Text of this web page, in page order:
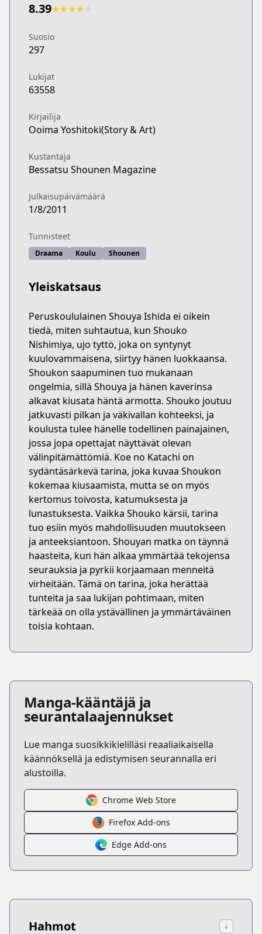
8.39★★★★
Suosio
297
Lukijat
63558
Kirjailija
Ooima Yoshitoki(Story & Art)
Kustantaja
Bessatsu Shounen Magazine
Julkaisupäivämäärä
1/8/2011
Tunnisteet
Draama Koulu Shounen
Yleiskatsaus
Peruskoululainen Shouya Ishida ei oikein
tiedä, miten suhtautua, kun Shouko
Nishimiya, ujo tyttö, joka on syntynyt
kuulovammaisena, siirtyy hänen luokkaansa.
Shoukon saapuminen tuo mukanaan
ongelmia, sillä Shouya ja hänen kaverinsa
alkavat kiusata häntä armotta. Shouko joutuu
jatkuvasti pilkan ja väkivallan kohteeksi, ja
koulusta tulee hänelle todellinen painajainen,
jossa jopa opettajat näyttävät olevan
välinpitämättömiä. Koe no Katachi on
sydäntäsärkevä tarina, joka kuvaa Shoukon
kokemaa kiusaamista, mutta se on myös
kertomus toivosta, katumuksesta ja
lunastuksesta. Vaikka Shouko kärsii, tarina
tuo esiin myös mahdollisuuden muutokseen
ja anteeksiantoon. Shouyan matka on täynnä
haasteita, kun hän alkaa ymmärtää tekojensa
seurauksia ja pyrkii korjaamaan menneitä
virheitään. Tämä on tarina, joka herättää
tunteita ja saa lukijan pohtimaan, miten
tärkeää on olla ystävällinen ja ymmärtäväinen
toisia kohtaan.
Manga-kääntäjä ja
seurantalaajennukset
Lue manga suosikkikielilläsi reaaliaikaisella
käännöksellä ja edistymisen seurannalla eri
alustoilla.
Chrome Web Store
Firefox Add-ons
Edge Add-ons
Hahmot ↓